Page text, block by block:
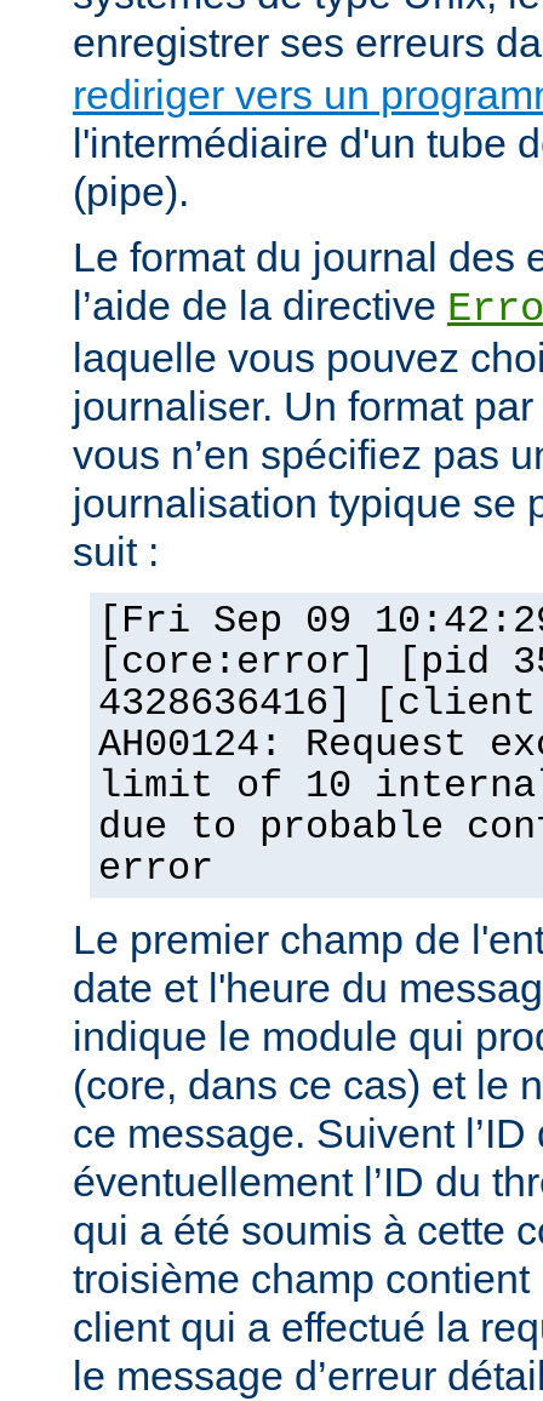
enregistrer ses erreurs
rediriger vers un
l'intermédiaire d'un tube
(pipe).
Le format du journal des
l’aide de la directive
laquelle vous pouvez
journaliser. Un format
vous n’en spécifiez pas
journalisation typique se
suit :
[Fri Sep 09
[core:error] [pid
4328636416]
AH00124: Request
limit of 10
due to probable
error
Le premier champ de
date et l'heure du
indique le module qui
(core, dans ce cas) et le
ce message. Suivent
éventuellement l’ID du
qui a été soumis à cette
troisième champ
client qui a effectué la
le message d’erreur